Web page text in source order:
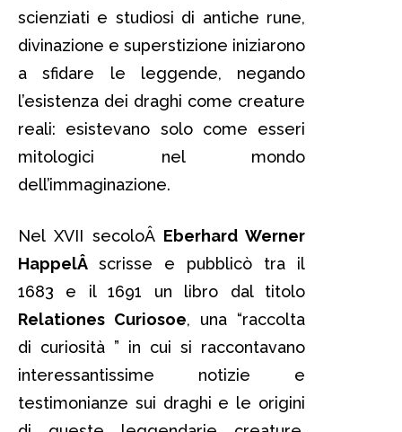
scienziati e studiosi di antiche rune,
divinazione e superstizione iniziarono
a sfidare le leggende, negando
l’esistenza dei draghi come creature
reali: esistevano solo come esseri
mitologici nel mondo
dell’immaginazione.
Nel XVII secoloÂ Eberhard Werner
HappelÂ scrisse e pubblicò tra il
1683 e il 1691 un libro dal titolo
Relationes Curiosoe, una “raccolta
di curiosità ” in cui si raccontavano
interessantissime notizie e
testimonianze sui draghi e le origini